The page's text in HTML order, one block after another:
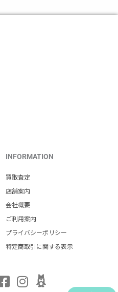
INFORMATION
買取査定
店舗案内
会社概要
ご利用案内
プライバシーポリシー
特定商取引に関する表示